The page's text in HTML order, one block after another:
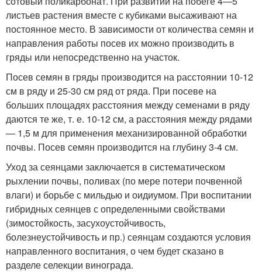
листьев растения вместе с кубиками высаживают на
постоянное место. В зависимости от количества семян и
направления работы посев их можно производить в
гряды или непосредственно на участок.
Посев семян в гряды производится на расстоянии 10-12
см в ряду и 25-30 см ряд от ряда. При посеве на
больших площадях расстояния между семенами в ряду
даются те же, т. е. 10-12 см, а расстояния между рядами
— 1,5 м для применения механизированной обработки
почвы. Посев семян производится на глубину 3-4 см.
Уход за сеянцами заключается в систематическом
рыхлении почвы, поливах (по мере потери почвенной
влаги) и борьбе с мильдью и оидиумом. При воспитании
гибридных сеянцев с определенными свойствами
(зимостойкость, засухоустойчивость,
болезнеустойчивость и пр.) сеянцам создаются условия
направленного воспитания, о чем будет сказано в
разделе селекции винограда.